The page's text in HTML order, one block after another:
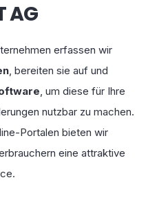
AG
erfassen wir
, bereiten sie auf und
, um diese für Ihre
nutzbar zu machen.
Portalen bieten wir
eine attraktive